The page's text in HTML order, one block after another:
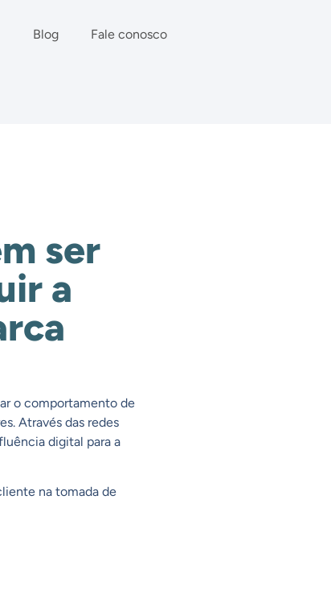
Blog Fale conosco
ser
a
o comportamento de
Através das redes
digital para a
na tomada de